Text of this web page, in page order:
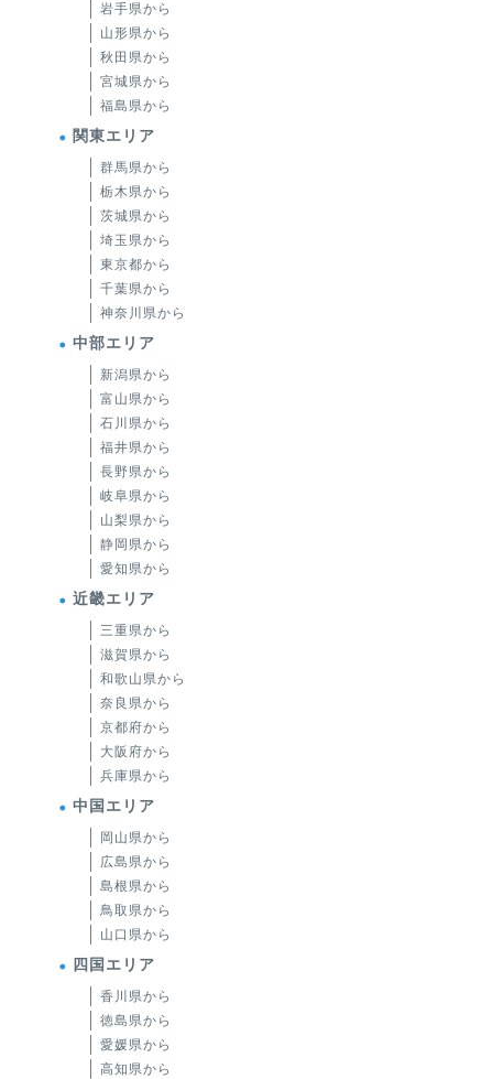
岩手県から
山形県から
秋田県から
宮城県から
福島県から
関東エリア
群馬県から
栃木県から
茨城県から
埼玉県から
東京都から
千葉県から
神奈川県から
中部エリア
新潟県から
富山県から
石川県から
福井県から
長野県から
岐阜県から
山梨県から
静岡県から
愛知県から
近畿エリア
三重県から
滋賀県から
和歌山県から
奈良県から
京都府から
大阪府から
兵庫県から
中国エリア
岡山県から
広島県から
島根県から
鳥取県から
山口県から
四国エリア
香川県から
徳島県から
愛媛県から
高知県から